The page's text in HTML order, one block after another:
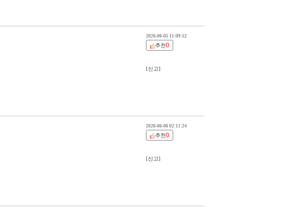
2026-06-05 11:09:52
추천0
[신고]
2026-06-06 02:11:24
추천0
[신고]